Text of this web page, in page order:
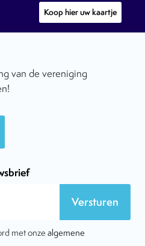
Koop hier uw kaartje
van de vereniging
Versturen
met onze algemene